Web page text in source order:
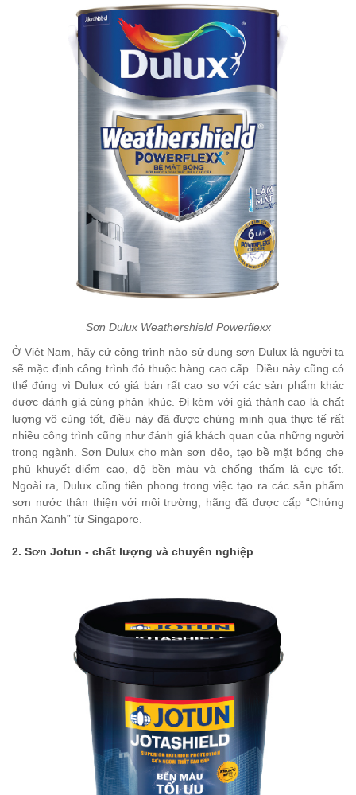
Sơn Dulux Weathershield Powerflexx
Ở Việt Nam, hãy cứ công trình nào sử dụng sơn Dulux là người ta
sẽ mặc định công trình đó thuộc hàng cao cấp. Điều này cũng có
thể đúng vì Dulux có giá bán rất cao so với các sản phẩm khác
được đánh giá cùng phân khúc. Đi kèm với giá thành cao là chất
lượng vô cùng tốt, điều này đã được chứng minh qua thực tế rất
nhiều công trình cũng như đánh giá khách quan của những người
trong ngành. Sơn Dulux cho màn sơn dẻo, tạo bề mặt bóng che
phủ khuyết điểm cao, độ bền màu và chống thấm là cực tốt.
Ngoài ra, Dulux cũng tiên phong trong việc tạo ra các sản phẩm
sơn nước thân thiện với môi trường, hãng đã được cấp “Chứng
nhận Xanh” từ Singapore.
2. Sơn Jotun - chất lượng và chuyên nghiệp